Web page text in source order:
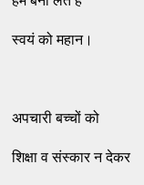
स्वयं को महान।
अपचारी बच्चों को
शिक्षा व संस्कार न देकर